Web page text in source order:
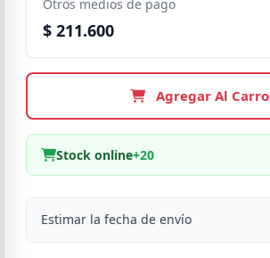
Otros medios de pago
$ 211.600
Agregar Al Carro
Stock online+20
Estimar la fecha de envío
Despacho a domicilio